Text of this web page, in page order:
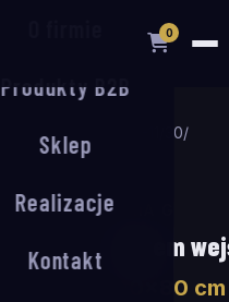
0
Produkty B2B
Sklep
Realizacje
Kontakt
System wejściowy G-11/30/
SERIA G
System
80 cm